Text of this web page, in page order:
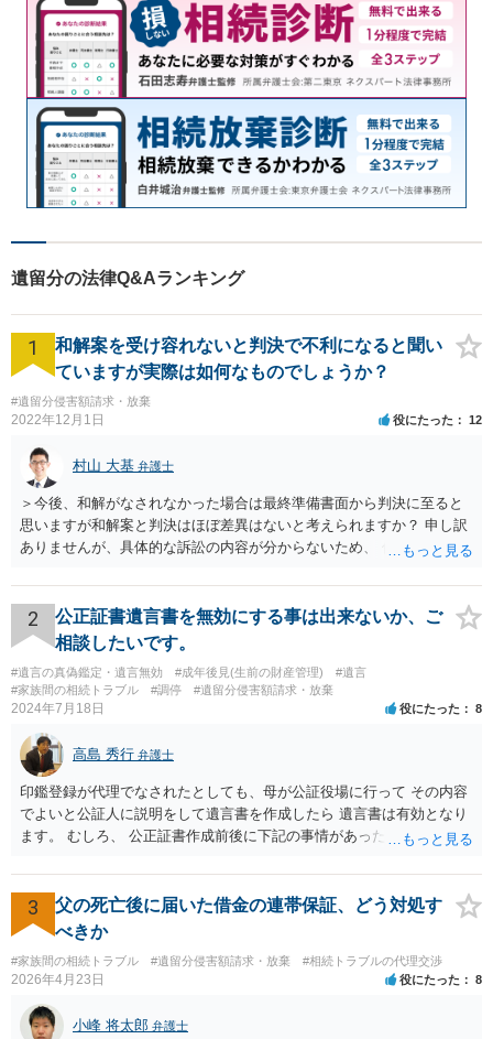
遺留分の法律Q&Aランキング
1
和解案を受け容れないと判決で不利になると聞い
ていますが実際は如何なものでしょうか？
#遺留分侵害額請求・放棄
2022年12月1日 役にたった 12
村山 大基 弁護士
＞今後、和解がなされなかった場合は最終準備書面から判決に至ると
思いますが和解案と判決はほぼ差異はないと考えられますか？ 申し訳
ありませんが、具体的な訴訟の内容が分からないため、 何とも回答が
わかっている代理人弁護士に聞くか、 訴訟資料を持って面談相談に行
ってみましょう。 その上で、一般論として回答するなら、和解案と判
決は（ケースによって程度の差はあっても）食い違うことが多いで
す。 金額は適当ですが、例えば判決で１００万円支払え、という結論
になりそうな場合、 そのまま１００万円を和解案として提示しても、
判決と変わらないなら払う側としてはあまり和解に応じようという気
のまま判決で１００万円支払いとなるより、７０万円でまとめた方が
マシ」ということで、 合意の可能性が出てきます。 応じるかどうか
は、判決になったらどうなりそうか、という点についての検討が不可
欠ですので、 初めに述べた通り、代理人と相談するか、資料を持って
面談相談に行ってみることをお勧めします。
2
公正証書遺言書を無効にする事は出来ないか、ご
相談したいです。
#遺言の真偽鑑定・遺言無効 #成年後見(生前の財産管理)
#遺言
#家族間の相続トラブル
#調停 #遺留分侵害額請求・放棄
2024年7月18日 役にたった 8
高島 秀行 弁護士
印鑑登録が代理でなされたとしても、母が公証役場に行って その内容
でよいと公証人に説明をして遺言書を作成したら 遺言書は有効となり
ます。 むしろ、 公正証書作成前後に下記の事情があったことが証明で
月に携帯が新しくなった母からの第一声は「ここにいたら殺される」
「面会に来てくれ」で、長男に聞くと「面会は出来ない。俺は携帯電
話の使い方を教える為に会っている」「母の話は聞かなくて良い」と
電話が切れました。その後の電話でも「食事に毒が入っている」「体
にチップが埋められている」等、おかしかったです。 当時の診療記
録、介護認定の資料、介護記録を取得して 弁護士に面談で相談された
方がよいと思います。
3
父の死亡後に届いた借金の連帯保証、どう対処す
べきか
#家族間の相続トラブル #遺留分侵害額請求・放棄 #相続トラブルの代理交渉
2026年4月23日 役にたった 8
小峰 将太郎 弁護士